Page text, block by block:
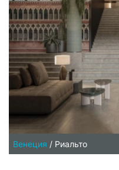
Венеция / Риальто